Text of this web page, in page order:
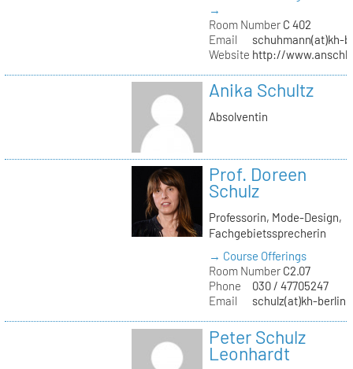
→
Room NumberC 402
Email
schuhmann(at)kh-
Website http://
Anika Schultz
Absolventin
Prof. Doreen
Schulz
Professorin, Mode-Design,
Fachgebietssprecherin
→ Course Offerings
Room NumberC2.07
Phone
030 / 47705247
Email
schulz(at)kh-
Peter Schulz
Leonhardt